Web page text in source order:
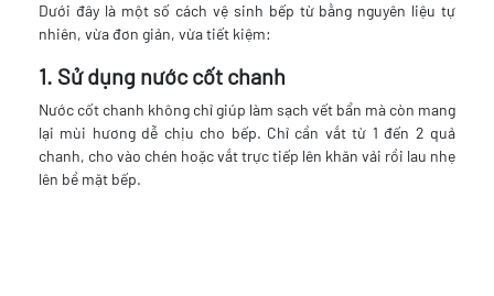
Dưới đây là một số cách vệ sinh bếp từ bằng nguyên liệu tự
nhiên, vừa đơn giản, vừa tiết kiệm:
1. Sử dụng nước cốt chanh
Nước cốt chanh không chỉ giúp làm sạch vết bẩn mà còn mang
lại mùi hương dễ chịu cho bếp. Chỉ cần vắt từ 1 đến 2 quả
chanh, cho vào chén hoặc vắt trực tiếp lên khăn vải rồi lau nhẹ
lên bề mặt bếp.